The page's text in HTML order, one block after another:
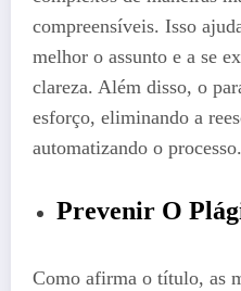
compreensíveis. Isso
melhor o assunto e a se
clareza. Além disso, o
esforço, eliminando a
automatizando o processo.
Prevenir O
Como afirma o título, as